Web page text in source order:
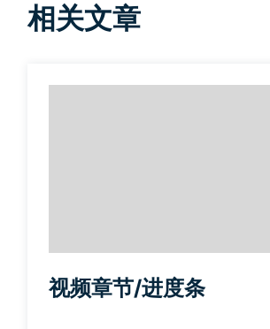
相关文章
视频章节/进度条